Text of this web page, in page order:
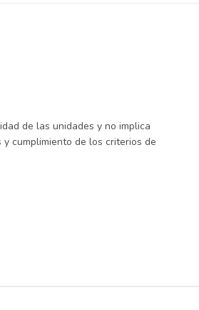
de las unidades y no implica
cumplimiento de los criterios de